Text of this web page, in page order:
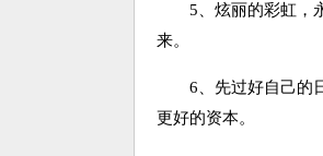
5、炫丽的彩虹，永
来。
6、先过好自己的日
更好的资本。